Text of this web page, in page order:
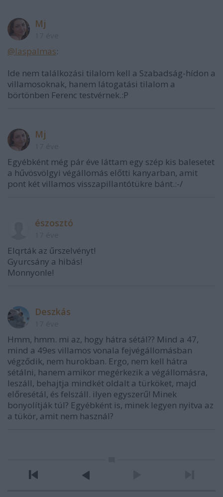
Mj
@laspalmas:
Ide nem találkozási tilalom kell a Szabadság-hídon a
villamosoknak, hanem látogatási tilalom a
börtönben Ferenc testvérnek.:P
Mj
Egyébként még pár éve láttam egy szép kis balesetet
a hűvösvölgyi végállomás előtti kanyarban, amit
pont két villamos visszapillantótükre bánt.:-/
észosztó
Elqrták az űrszelvényt!
Gyurcsány a hibás!
Monnyonle!
Deszkás
Hmm, hmm. mi az, hogy hátra sétál?? Mind a 47,
mind a 49es villamos vonala fejvégállomásban
végződik, nem hurokban. Ergo, nem kell hátra
sétálni, hanem amikor megérkezik a végállomásra,
leszáll, behajtja mindkét oldalt a türköket, majd
előresétál, és felszáll. ilyen egyszerű! Minek
bonyolítják túl? Egyébként is, minek legyen nyitva az
a tükör, amit nem használ?